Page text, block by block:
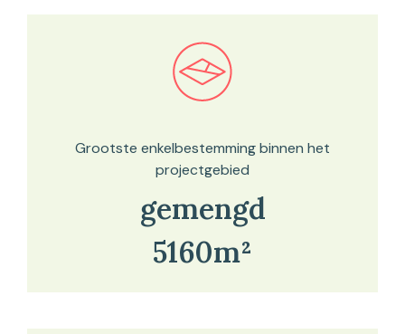
Bekijk in onze kaartviewer
Grootste enkelbestemming binnen het
projectgebied
gemengd
5160m²